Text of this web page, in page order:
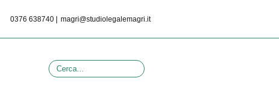
0376 638740 | magri@studiolegalemagri.it